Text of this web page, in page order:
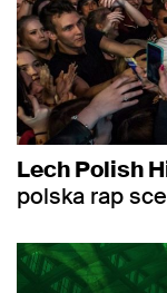
Lech Polish
polska rap